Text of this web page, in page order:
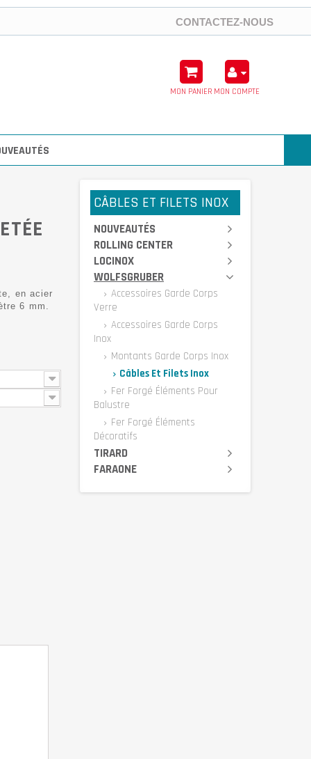
CONTACTEZ-NOUS
MON PANIER MON COMPTE
en acier
6 mm.
CÂBLES ET FILETS INOX
NOUVEAUTÉS
ROLLING CENTER
LOCINOX
WOLFSGRUBER
Accessoires Garde Corps
Verre
Accessoires Garde Corps
Inox
Montants Garde Corps Inox
Câbles Et Filets Inox
Fer Forgé Éléments Pour
Balustre
Fer Forgé Éléments
Décoratifs
TIRARD
FARAONE